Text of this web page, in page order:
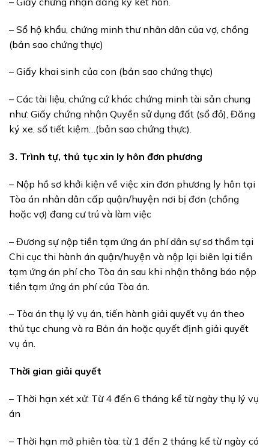
– Sổ hộ khẩu, chứng minh thư nhân dân của vợ, chồng
(bản sao chứng thực)
– Giấy khai sinh của con (bản sao chứng thực)
– Các tài liệu, chứng cứ khác chứng minh tài sản chung
như: Giấy chứng nhận Quyền sử dụng đất (sổ đỏ), Đăng
ký xe, số tiết kiệm…(bản sao chứng thực).
3. Trình tự, thủ tục xin ly hôn đơn phương
– Nộp hồ sơ khởi kiện về việc xin đơn phương ly hôn tại
Tòa án nhân dân cấp quận/huyện nơi bị đơn (chồng
hoặc vợ) đang cư trú và làm việc
– Đương sự nộp tiền tạm ứng án phí dân sự sơ thẩm tại
Chi cục thi hành án quận/huyện và nộp lại biên lại tiền
tạm ứng án phí cho Tòa án sau khi nhận thông báo nộp
tiền tạm ứng án phí của Tòa án.
– Tòa án thụ lý vụ án, tiến hành giải quyết vụ án theo
thủ tục chung và ra Bản án hoặc quyết định giải quyết
vụ án.
Thời gian giải quyết
– Thời hạn xét xử: Từ 4 đến 6 tháng kể từ ngày thụ lý vụ
án
– Thời hạn mở phiên tòa: từ 1 đến 2 tháng kể từ ngày có